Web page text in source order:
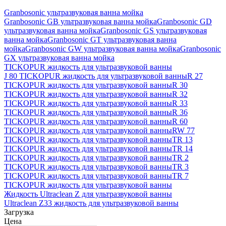
Granbosonic ультразвуковая ванна мойка
Granbosonic GB ультразвуковая ванна мойкаGranbosonic GD
ультразвуковая ванна мойкаGranbosonic GS ультразвуковая
ванна мойкаGranbosonic GT ультразвуковая ванна
мойкаGranbosonic GW ультразвуковая ванна мойкаGranbosonic
GX ультразвуковая ванна мойка
TICKOPUR жидкость для ультразвуковой ванны
J 80 TICKOPUR жидкость для ультразвуковой ванныR 27
TICKOPUR жидкость для ультразвуковой ванныR 30
TICKOPUR жидкость для ультразвуковой ванныR 32
TICKOPUR жидкость для ультразвуковой ванныR 33
TICKOPUR жидкость для ультразвуковой ванныR 36
TICKOPUR жидкость для ультразвуковой ванныR 60
TICKOPUR жидкость для ультразвуковой ванныRW 77
TICKOPUR жидкость для ультразвуковой ванныTR 13
TICKOPUR жидкость для ультразвуковой ванныTR 14
TICKOPUR жидкость для ультразвуковой ванныTR 2
TICKOPUR жидкость для ультразвуковой ванныTR 3
TICKOPUR жидкость для ультразвуковой ванныTR 7
TICKOPUR жидкость для ультразвуковой ванны
Жидкость Ultraclean Z для ультразвуковой ванны
Ultraclean Z33 жидкость для ультразвуковой ванны
Загрузка
Цена